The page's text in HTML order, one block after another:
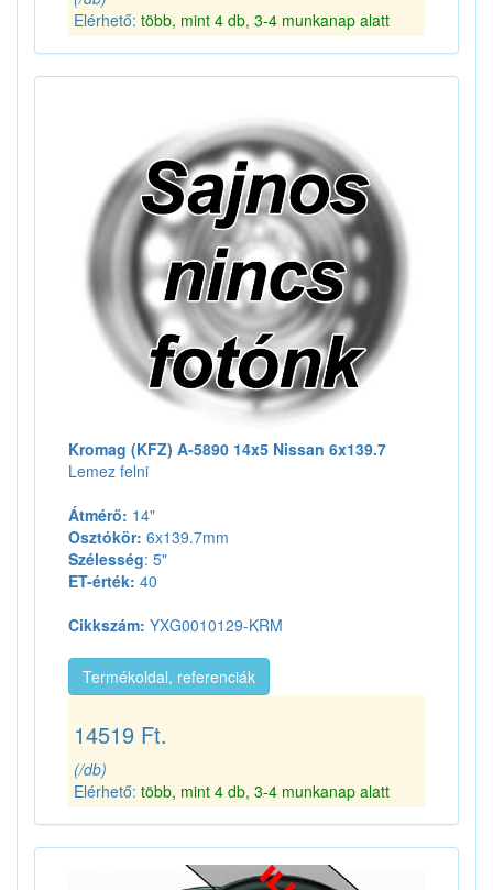
Elérhető: több, mint 4 db, 3-4 munkanap alatt
Kromag (KFZ) A-5890 14x5 Nissan 6x139.7
Lemez felni
Átmérő: 14"
Osztókör: 6x139.7mm
Szélesség: 5"
ET-érték: 40
Cikkszám: YXG0010129-KRM
Termékoldal, referenciák
14519 Ft.
(/db)
Elérhető: több, mint 4 db, 3-4 munkanap alatt